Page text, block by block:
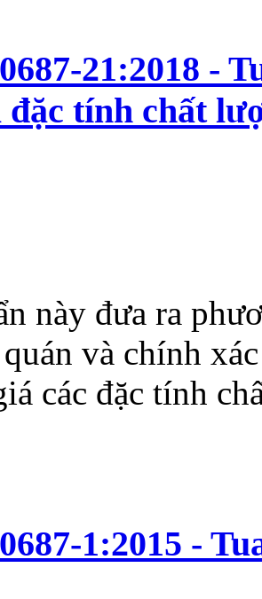
21:2018 -
đặc tính chất
này đưa ra
và chính
các đặc tính
1:2015 -